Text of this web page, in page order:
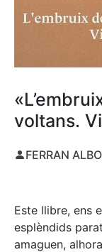
voltans.
FERRAN
Este llibre, ens
esplèndids
amaguen,